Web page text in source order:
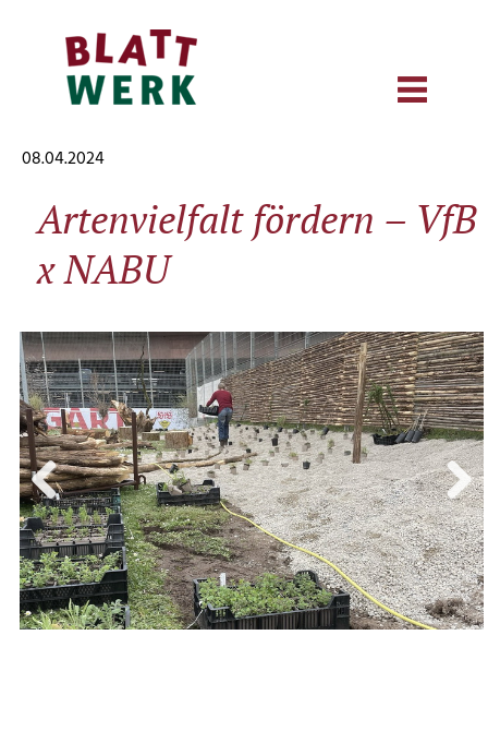
08.04.2024
Artenvielfalt fördern – VfB
x NABU
Previous Next